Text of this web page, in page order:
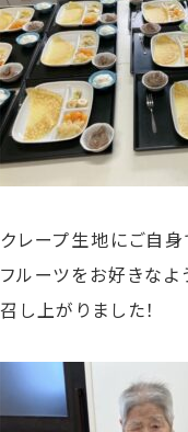
クレープ生地にご自
フルーツをお好きなよ
召し上がりました！